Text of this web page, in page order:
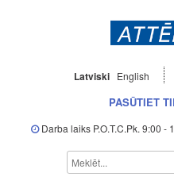
Latviski English
PASŪTIET
Darba laiks P.O.T.C.Pk. 9:00 -